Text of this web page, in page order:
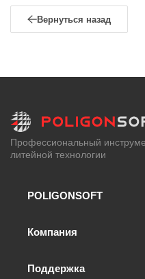
Вернуться назад
Профессиональный
литейной технологии
POLIGONSOFT
Компания
Поддержка